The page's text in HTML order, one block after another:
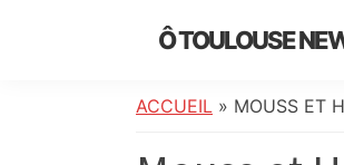
Ô TOULOUSE
de
toulousaine
ACCUEIL » MOUSS ET